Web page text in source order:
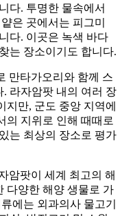
다. 투명한 물속에서
은 곳에서는 피그미
다. 이곳은 녹색 바다
는 장소이기도 합니다.
만타가오리와 함께 스
라자암팟 내의 여러 장
지만, 군도 중앙 지역에
의 지위로 인해 때때로
는 최상의 장소로 평가
암팟이 세계 최고의 해
다양한 해양 생물로 가
에는 외과의사 물고기